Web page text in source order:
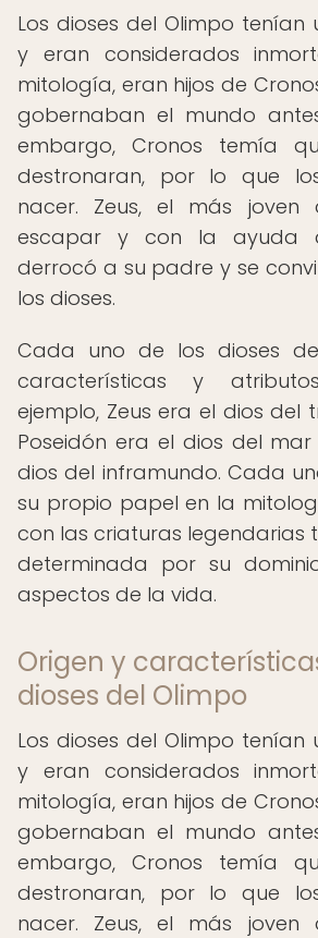
Los dioses del Olimpo tenían
y eran considerados
mitología, eran hijos de
gobernaban el mundo
embargo, Cronos temía
destronaran, por lo que
nacer. Zeus, el más joven
escapar y con la ayuda
derrocó a su padre y se
los dioses.
Cada uno de los dioses
características y
ejemplo, Zeus era el dios del
Poseidón era el dios del
dios del inframundo. Cada
su propio papel en la
con las criaturas legendarias
determinada por su
aspectos de la vida.
Origen y
dioses del Olimpo
Los dioses del Olimpo tenían
y eran considerados
mitología, eran hijos de
gobernaban el mundo
embargo, Cronos temía
destronaran, por lo que
nacer. Zeus, el más joven